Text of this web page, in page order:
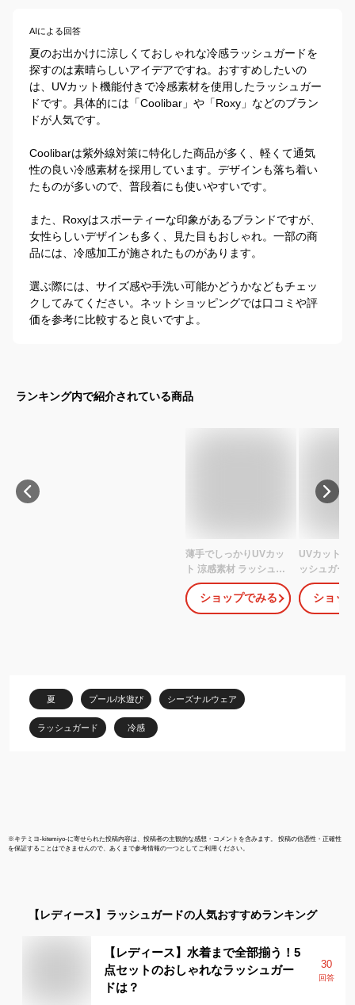
AIによる回答
夏のお出かけに涼しくておしゃれな冷感ラッシュガードを
探すのは素晴らしいアイデアですね。おすすめしたいの
は、UVカット機能付きで冷感素材を使用したラッシュガー
ドです。具体的には「Coolibar」や「Roxy」などのブラン
ドが人気です。
Coolibarは紫外線対策に特化した商品が多く、軽くて通気
性の良い冷感素材を採用しています。デザインも落ち着い
たものが多いので、普段着にも使いやすいです。
また、Roxyはスポーティーな印象があるブランドですが、
女性らしいデザインも多く、見た目もおしゃれ。一部の商
品には、冷感加工が施されたものがあります。
選ぶ際には、サイズ感や手洗い可能かどうかなどもチェッ
クしてみてください。ネットショッピングでは口コミや評
価を参考に比較すると良いですよ。
ランキング内で紹介されている商品
薄手でしっかりUVカッ
ト 涼感素材 ラッシュガ
ード レディース パーカ
ー フードジップ パーカ
ー【土日祝も出荷】
ズ の サーフパンツ トレ
ンカ マリンシューズ サ
ショップでみる
UVカット率
ッシュガー
ス トップス
バー ラッシ
UPF50+ 接
ショッ
夏 プール/水遊び シーズナルウェア
ラッシュガード 冷感
※キテミヨ-kitemiyo-に寄せられた投稿内容は、投稿者の主観的な感想・コメントを含みます。 投稿の信憑性・正確性
を保証することはできませんので、あくまで参考情報の一つとしてご利用ください。
【レディース】 ラッシュガードの人気おすすめランキング
【レディース】水着まで全部揃う！5
点セットのおしゃれなラッシュガー
ドは？
30
回答